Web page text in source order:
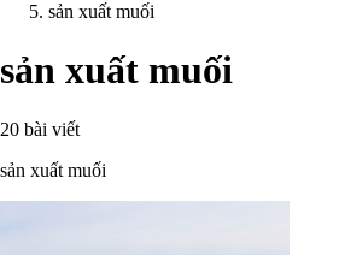
sản xuất muối
sản xuất muối
20 bài viết
sản xuất muối